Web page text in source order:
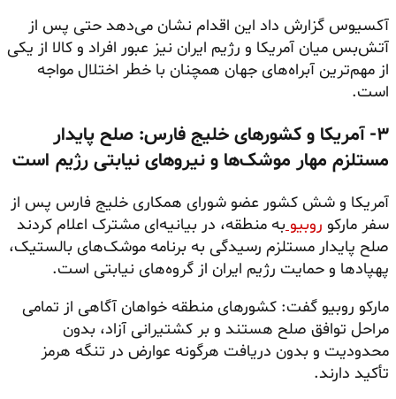
آکسیوس گزارش داد این اقدام نشان می‌دهد حتی پس از
آتش‌بس میان آمریکا و رژیم ایران نیز عبور افراد و کالا از یکی
از مهم‌ترین آبراه‌های جهان همچنان با خطر اختلال مواجه
است.
۳- آمریکا و کشورهای خلیج فارس: صلح پایدار
مستلزم مهار موشک‌ها و نیروهای نیابتی رژیم است
آمریکا و شش کشور عضو شورای همکاری خلیج فارس پس از
سفر مارکو روبیوبه منطقه، در بیانیه‌ای مشترک اعلام کردند
صلح پایدار مستلزم رسیدگی به برنامه موشک‌های بالستیک،
پهپادها و حمایت رژیم ایران از گروه‌های نیابتی است.
مارکو روبیو گفت: کشورهای منطقه خواهان آگاهی از تمامی
مراحل توافق صلح هستند و بر کشتیرانی آزاد، بدون
محدودیت و بدون دریافت هرگونه عوارض در تنگه هرمز
تأکید دارند.